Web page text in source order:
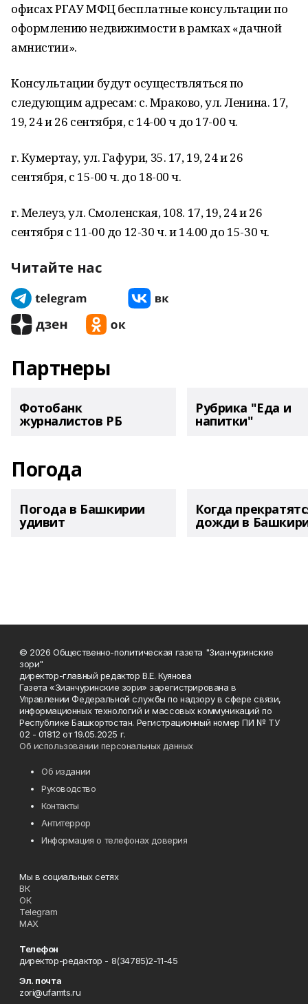
офисах РГАУ МФЦ бесплатные консультации по
оформлению недвижимости в рамках «дачной
амнистии».
Консультации будут осуществляться по
следующим адресам: с. Мраково, ул. Ленина. 17,
19, 24 и 26 сентября, с 14-00 ч до 17-00 ч.
г. Кумертау, ул. Гафури, 35. 17, 19, 24 и 26
сентября, с 15-00 ч. до 18-00 ч.
г. Мелеуз, ул. Смоленская, 108. 17, 19, 24 и 26
сентября с 11-00 до 12-30 ч. и 14.00 до 15-30 ч.
Читайте нас
Партнеры
Фотобанк
журналистов РБ
Рубрика "Еда и
напитки"
Погода
Погода в Башкирии
удивит
Когда
дожди в
© 2026 Общественно-политическая газета "Зианчуринские
зори"
директор-главный редактор В.Е. Куянова
Газета «Зианчуринские зори» зарегистрирована в
Управлении Федеральной службы по надзору в сфере связи,
информационных технологий и массовых коммуникаций по
Республике Башкортостан. Регистрационный номер ПИ № ТУ
02 - 01812 от 19.05.2025 г.
Об использовании персональных данных
Об издании
Руководство
Контакты
Антитеррор
Информация о телефонах доверия
Мы в социальных сетях
ВК
ОК
Telegram
MAX
Телефон
директор-редактор - 8(34785)2-11-45
Эл. почта
zori@ufamts.ru